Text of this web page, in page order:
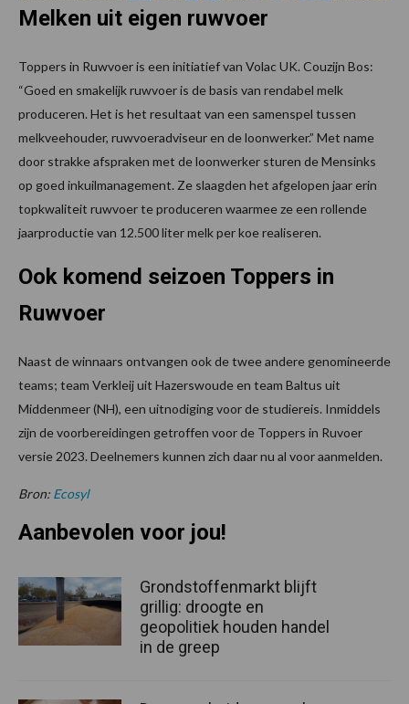
Melken uit eigen ruwvoer
Toppers in Ruwvoer is een initiatief van Volac UK. Couzijn Bos:
“Goed en smakelijk ruwvoer is de basis van rendabel melk
produceren. Het is het resultaat van een samenspel tussen
melkveehouder, ruwvoeradviseur en de loonwerker.” Met name
door strakke afspraken met de loonwerker sturen de Mensinks
op goed inkuilmanagement. Ze slaagden het afgelopen jaar erin
topkwaliteit ruwvoer te produceren waarmee ze een rollende
jaarproductie van 12.500 liter melk per koe realiseren.
Ook komend seizoen Toppers in
Ruwvoer
Naast de winnaars ontvangen ook de twee andere genomineerde
teams; team Verkleij uit Hazerswoude en team Baltus uit
Middenmeer (NH), een uitnodiging voor de studiereis. Inmiddels
zijn de voorbereidingen getroffen voor de Toppers in Ruvoer
versie 2023. Deelnemers kunnen zich daar nu al voor aanmelden.
Bron: Ecosyl
Aanbevolen voor jou!
Grondstoffenmarkt blijft
grillig: droogte en
geopolitiek houden handel
in de greep